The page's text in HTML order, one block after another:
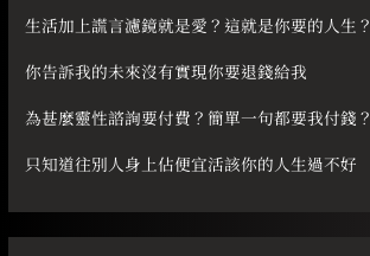
生活加上謊言濾鏡就是愛？這就是你要的人生？
你告訴我的未來沒有實現你要退錢給我
為甚麼靈性諮詢要付費？簡單一句都要我付錢？
只知道往別人身上佔便宜活該你的人生過不好